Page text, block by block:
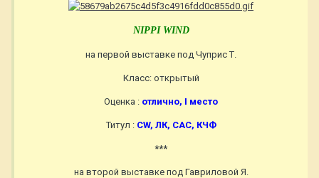
NIPPI WIND
на первой выставке под Чуприс Т.
Класс: открытый
Оценка : отлично, I место
Титул : СW, ЛК, САС, КЧФ
***
на второй выставке под Гавриловой Я.